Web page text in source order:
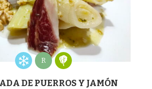
R
DE PUERROS Y JAMÓN